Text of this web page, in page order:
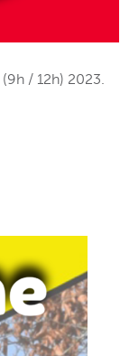
(9h / 12h) 2023.